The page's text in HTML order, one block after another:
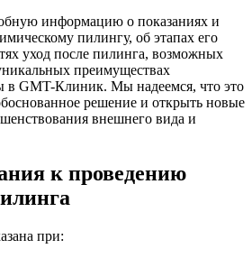
информацию о показаниях и
пилингу, об этапах его
уход после пилинга, возможных
преимуществах
в GMT-Клиник. Мы надеемся, что это
решение и открыть новые
внешнего вида и
к проведению
при: